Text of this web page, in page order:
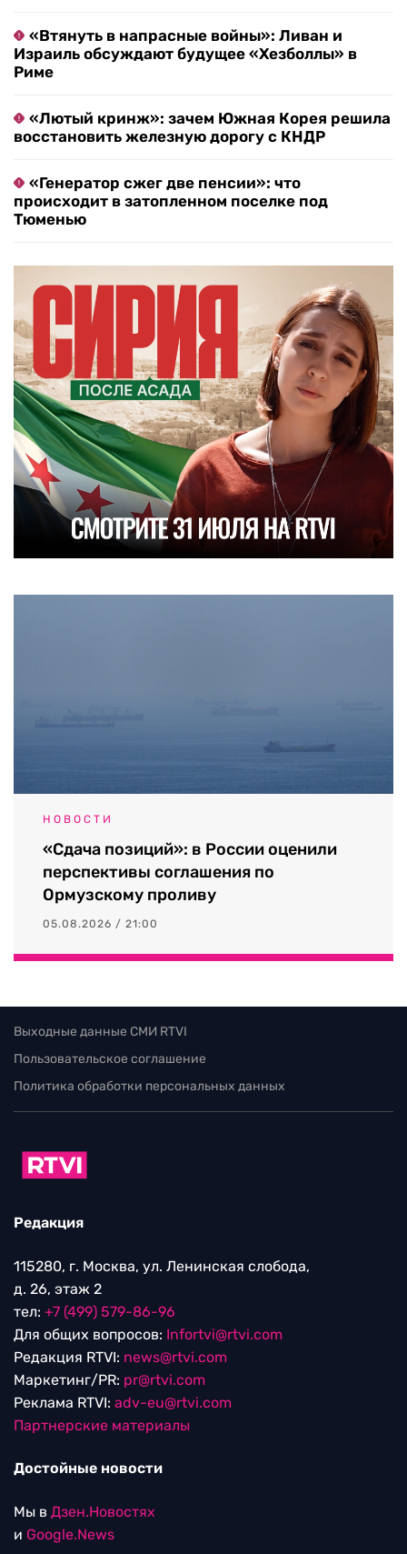
«Втянуть в напрасные войны»: Ливан и
Израиль обсуждают будущее «Хезболлы» в
Риме
«Лютый кринж»: зачем Южная Корея решила
восстановить железную дорогу с КНДР
«Генератор сжег две пенсии»: что
происходит в затопленном поселке под
Тюменью
НОВОСТИ
«Сдача позиций»: в России оценили
перспективы соглашения по
Ормузскому проливу
05.08.2026 / 21:00
Выходные данные СМИ RTVI
Пользовательское соглашение
Политика обработки персональных данных
Редакция
115280, г. Москва, ул. Ленинская слобода,
д. 26, этаж 2
тел: +7 (499) 579-86-96
Для общих вопросов: Infortvi@rtvi.com
Редакция RTVI: news@rtvi.com
Маркетинг/PR: pr@rtvi.com
Реклама RTVI: adv-eu@rtvi.com
Партнерские материалы
Достойные новости
Мы в Дзен.Новостях
и Google.News